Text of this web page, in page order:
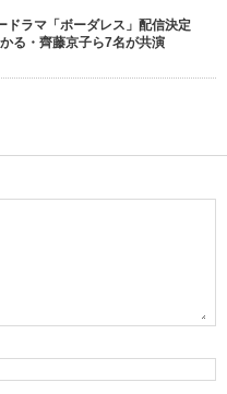
ドラマ「ボーダレス」配信決定
る・齊藤京子ら7名が共演